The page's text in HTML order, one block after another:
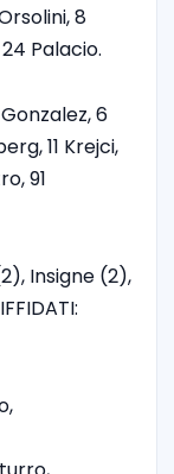
8
Palacio.
6
11 Krejci,
91
Insigne (2),